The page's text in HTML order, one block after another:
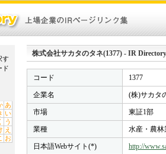
す
ド
あ
い
う
え
お
株式会社サカタのタネ(1377) - IR Directory
コード 1377
企業名 (株)サカタ
市場 東証1部
業種 水産・農林
日本語Webサイト(*) http://